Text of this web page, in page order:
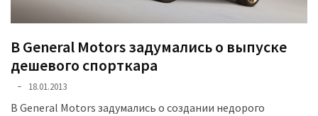
В General Motors задумались о выпуске
дешевого спорткара
18.01.2013
В General Motors задумались о создании недорого